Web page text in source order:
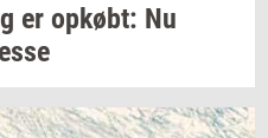
er op­købt: Nu